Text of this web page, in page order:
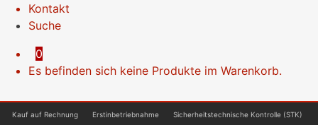
Kontakt
Suche
0
Es befinden sich keine Produkte im Warenkorb.
Kauf auf Rechnung Erstinbetriebnahme
Sicherheitstechnische Kontrolle (STK)